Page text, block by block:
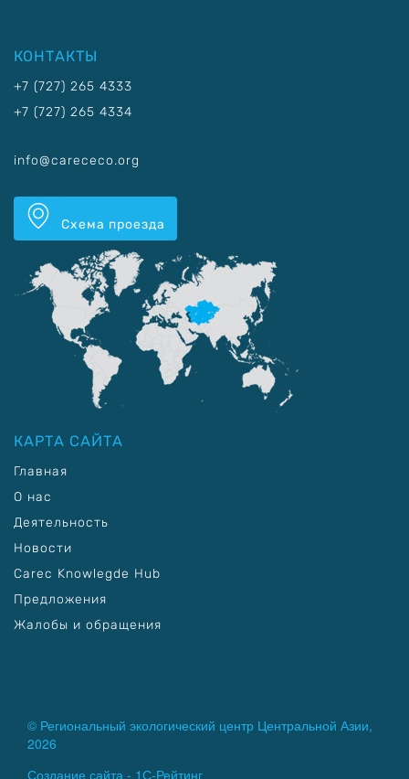
КОНТАКТЫ
+7 (727) 265 4333
+7 (727) 265 4334
info@carececo.org
Схема проезда
КАРТА САЙТА
Главная
О нас
Деятельность
Новости
Carec Knowlegde Hub
Предложения
Жалобы и обращения
© Региональный экологический центр Центральной Азии,
2026
Создание сайта - 1С-Рейтинг